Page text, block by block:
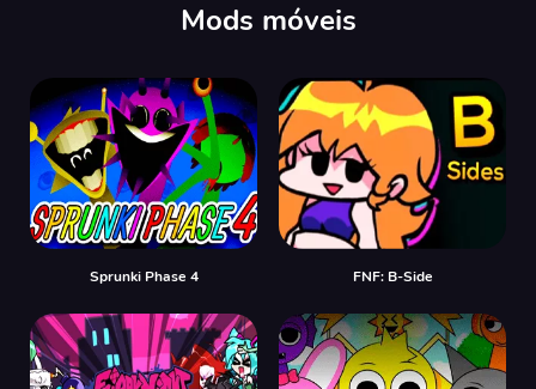
Mods móveis
Sprunki Phase 4 FNF: B-Side